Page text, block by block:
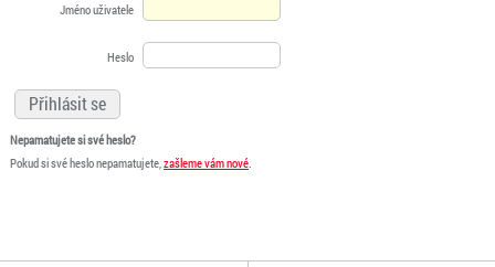
Jméno uživatele
Heslo
Nepamatujete si své heslo?
Pokud si své heslo nepamatujete,zašleme vám nové.